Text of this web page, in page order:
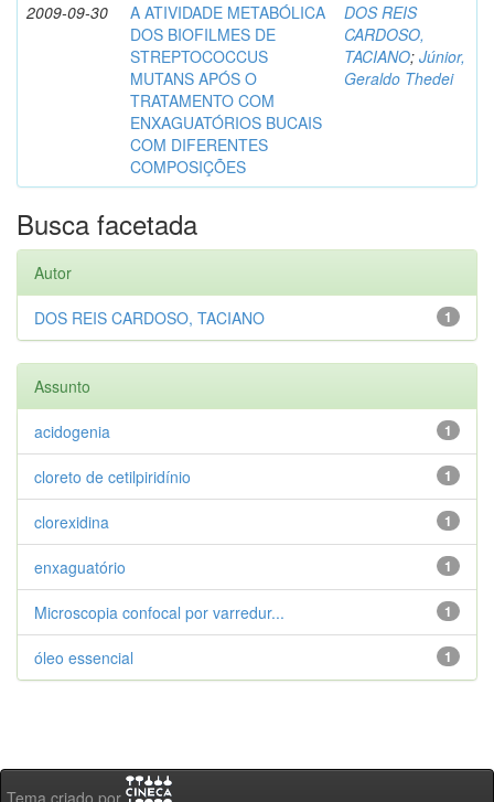
2009-09-30
A ATIVIDADE METABÓLICA
DOS BIOFILMES DE
STREPTOCOCCUS
MUTANS APÓS O
TRATAMENTO COM
ENXAGUATÓRIOS BUCAIS
COM DIFERENTES
COMPOSIÇÕES
DOS REIS
CARDOSO,
TACIANO; Júnior,
Geraldo Thedei
Busca facetada
Autor
1
DOS REIS CARDOSO, TACIANO
Assunto
1
acidogenia
1
cloreto de cetilpiridínio
1
clorexidina
1
enxaguatório
1
Microscopia confocal por varredur...
1
óleo essencial